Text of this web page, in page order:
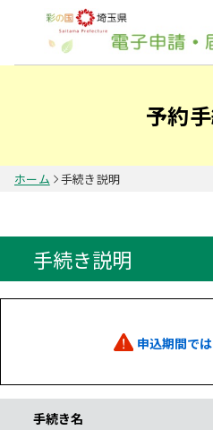
予約
ホーム 手続き説明
手続き説明
申込期間では
手続き名